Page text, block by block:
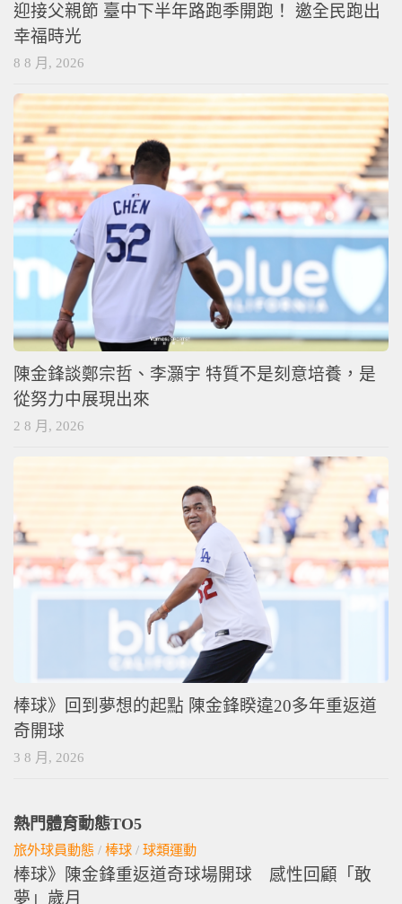
迎接父親節 臺中下半年路跑季開跑！ 邀全民跑出
幸福時光
8 8 月, 2026
陳金鋒談鄭宗哲、李灝宇 特質不是刻意培養，是
從努力中展現出來
2 8 月, 2026
棒球》回到夢想的起點 陳金鋒睽違20多年重返道
奇開球
3 8 月, 2026
熱門體育動態TO5
旅外球員動態 / 棒球 / 球類運動
棒球》陳金鋒重返道奇球場開球 感性回顧「敢
夢」歲月